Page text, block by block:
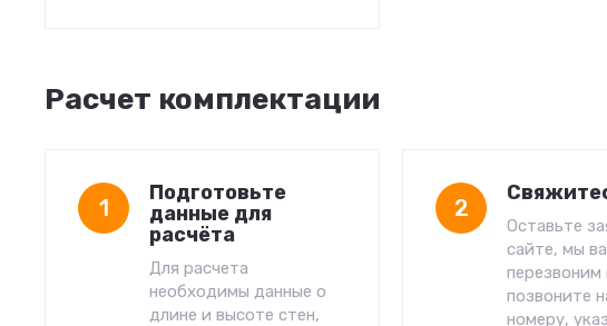
Расчет комплектации
1
Подготовьте
данные для
расчёта
Для расчета
необходимы данные о
длине и высоте стен,
2
Оставьте
сайте, мы
перезвоним
позвоните
номеру,